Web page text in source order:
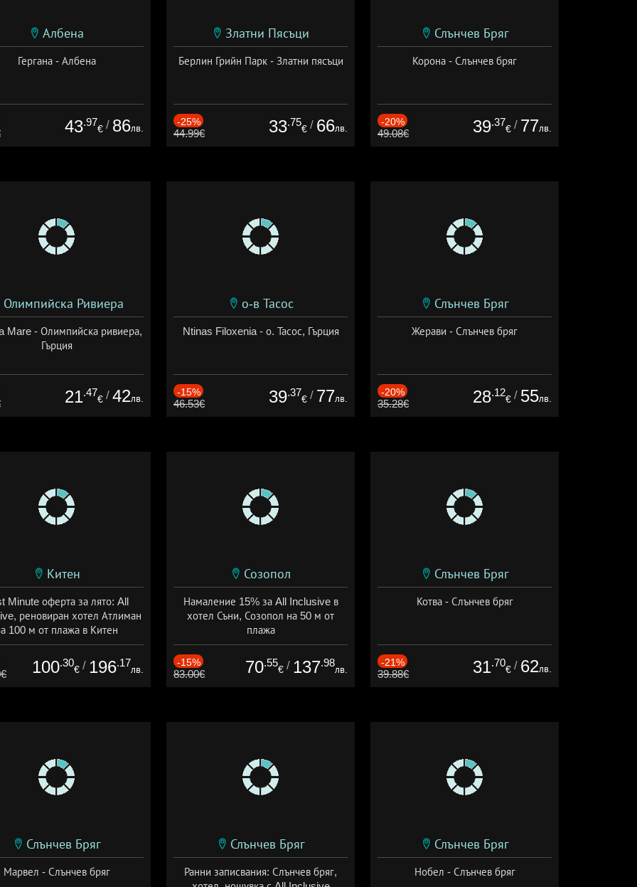
Албена
Гергана - Албена
43.97
€ / 86лв.
Златни Пясъци
Берлин Грийн Парк - Златни пясъци
-25%
44.99€ 33.75
€ / 66лв.
Слънчев Бряг
Корона - Слънчев бряг
-20%
49.08€ 39.37
€ / 77лв.
Олимпийска Ривиера
Mare - Олимпийска ривиера,
Гърция
21.47
€ / 42лв.
о-в Тасос
Ntinas Filoxenia - о. Тасос, Гърция
-15%
46.53€ 39.37
€ / 77лв.
Слънчев Бряг
Жерави - Слънчев бряг
-20%
35.28€ 28.12
€ / 55лв.
Китен
Minute оферта за лято: All
реновиран хотел Атлиман
100 м от плажа в Китен
01.06 - 29.09 + all inclusive
100.30
€ / 196.17
лв.
Созопол
Намаление 15% за All Inclusive в
хотел Съни, Созопол на 50 м от
плажа
Дата: 30.07 - 30.09 + all inclusive
-15%
83.00€ 70.55
€ / 137.98
лв.
Слънчев Бряг
Котва - Слънчев бряг
-21%
39.88€ 31.70
€ / 62лв.
Слънчев Бряг
Марвел - Слънчев бряг
Слънчев Бряг
Ранни записвания: Слънчев бряг,
Слънчев Бряг
Нобел - Слънчев бряг